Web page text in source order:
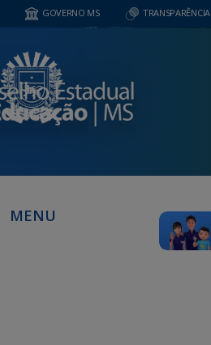
GOVERNO MS TRANSPARÊNCIA
MENU